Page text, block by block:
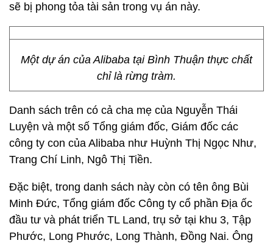
sẽ bị phong tỏa tài sản trong vụ án này.
Một dự án của Alibaba tại Bình Thuận thực chất
chỉ là rừng tràm.
Danh sách trên có cả cha mẹ của Nguyễn Thái
Luyện và một số Tổng giám đốc, Giám đốc các
công ty con của Alibaba như Huỳnh Thị Ngọc Như,
Trang Chí Linh, Ngô Thị Tiền.
Đặc biệt, trong danh sách này còn có tên ông Bùi
Minh Đức, Tổng giám đốc Công ty cổ phần Địa ốc
đầu tư và phát triển TL Land, trụ sở tại khu 3, Tập
Phước, Long Phước, Long Thành, Đồng Nai. Ông